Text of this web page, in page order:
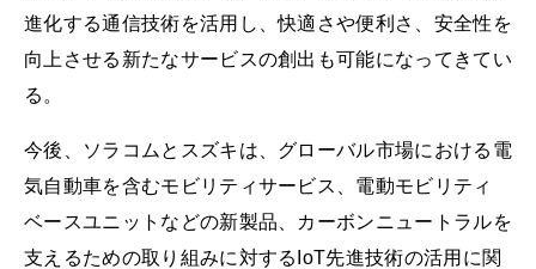
進化する通信技術を活用し、快適さや便利さ、安全性を
向上させる新たなサービスの創出も可能になってきてい
る。
今後、ソラコムとスズキは、グローバル市場における電
気自動車を含むモビリティサービス、電動モビリティ
ベースユニットなどの新製品、カーボンニュートラルを
支えるための取り組みに対するIoT先進技術の活用に関